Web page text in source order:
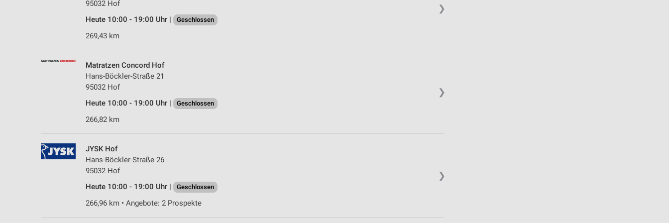
❯
95032 Hof
Heute 10:00 - 19:00 Uhr |
Geschlossen
269,43 km
❯
Matratzen Concord Hof
Hans-Böckler-Straße 21
95032 Hof
Heute 10:00 - 19:00 Uhr |
Geschlossen
266,82 km
❯
JYSK Hof
Hans-Böckler-Straße 26
95032 Hof
Heute 10:00 - 19:00 Uhr |
Geschlossen
266,96 km • Angebote: 2 Prospekte